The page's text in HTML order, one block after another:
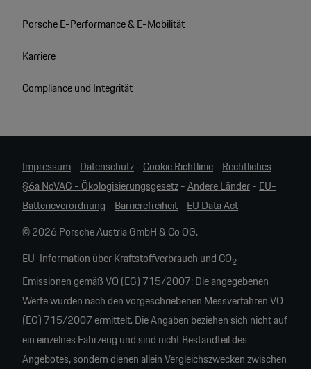
Porsche E-Performance & E-Mobilität
Karriere
Compliance und Integrität
Impressum-Datenschutz-Cookie Richtlinie-Rechtliches-
§6a NoVAG - Ökologisierungsgesetz-Andere Länder-EU-
Batterieverordnung -Barrierefreiheit-EU Data Act
© 2026 Porsche Austria GmbH & Co OG.
EU-Information über Kraftstoffverbrauch und CO2-
Emissionen gemäß VO (EG) 715/2007: Die angegebenen
Werte wurden nach den vorgeschriebenen Messverfahren VO
(EG) 715/2007 ermittelt. Die Angaben beziehen sich nicht auf
ein einzelnes Fahrzeug und sind nicht Bestandteil des
Angebotes, sondern dienen allein Vergleichszwecken zwischen